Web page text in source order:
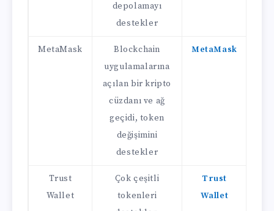
depolamayı
destekler
MetaMask
Blockchain
uygulamalarına
açılan bir kripto
cüzdanı ve ağ
geçidi, token
değişimini
destekler
MetaMask
Trust
Wallet
Çok çeşitli
tokenleri
Trust
Wallet